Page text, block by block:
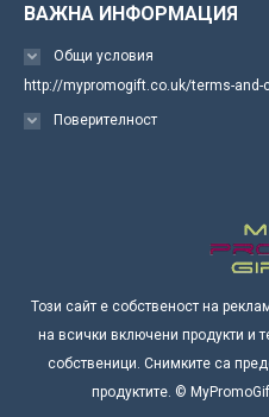
ВАЖНА ИНФОРМАЦИЯ
Общи условия
http://mypromogift.co.uk/terms-
Поверителност
Този сайт е собственост на
на всички включени продукти и
собственици. Снимките са
продуктите. ©